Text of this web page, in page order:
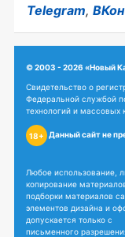
Telegram,
© 2003 - 2026 «Новый
Свидетельство о
Федеральной службой
технологий и массовых
18+ Данный сайт не
Любое использование,
копирование
подборки материалов
элементов дизайна и
допускается только с
письменного